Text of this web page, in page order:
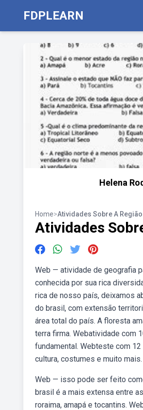
FDPLEARN
Helena
Home>Atividades Sobre A
Atividades
Web — atividade de geografia
conhecida por sua rica
rica de nosso país, deixamos
do brasil, com extensão
área total do país. A floresta
terra firma. Webatividade com
fundamental. Webteste com
cultura, costumes e muito mais.
Web — isso pode ser feito
brasil é a mais extensa entre
roraima, amapá e tocantins.